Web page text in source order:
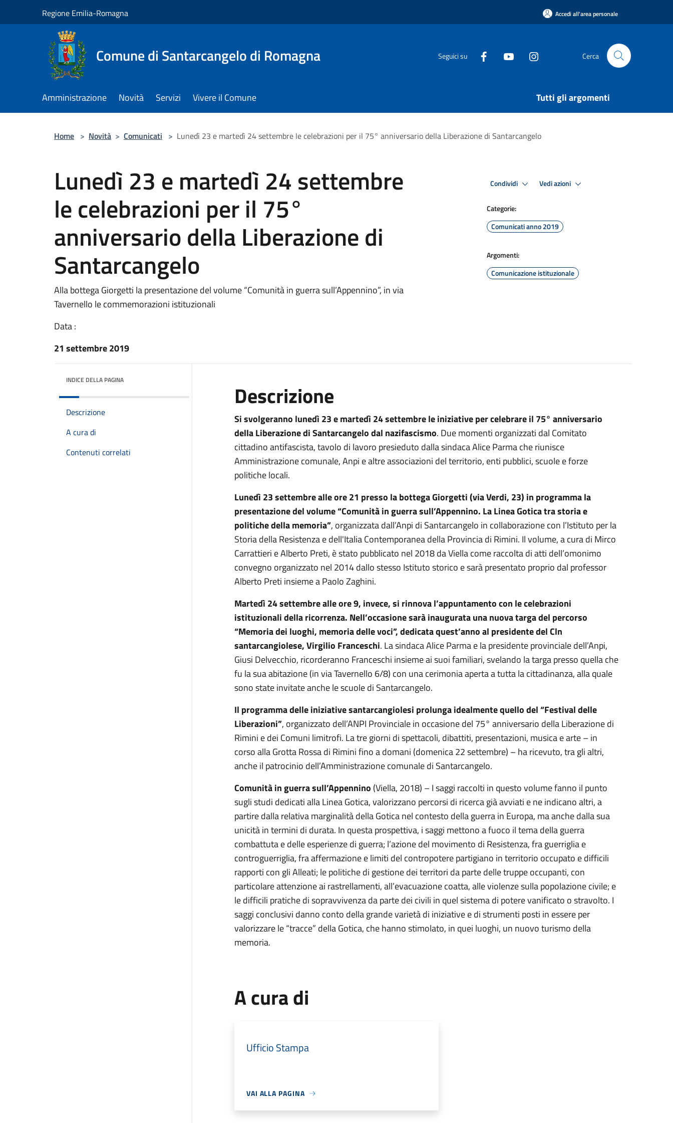
Regione Emilia-Romagna Accedi all'area personale
Comune di Santarcangelo di Romagna Seguici su Cerca
Amministrazione Novità Servizi Vivere il Comune Tutti gli argomenti
Home > Novità > Comunicati > Lunedì 23 e martedì 24 settembre le celebrazioni per il 75° anniversario della Liberazione di Santarcangelo
Lunedì 23 e martedì 24 settembre
le celebrazioni per il 75°
anniversario della Liberazione di
Santarcangelo
Alla bottega Giorgetti la presentazione del volume “Comunità in guerra sull’Appennino”, in via
Tavernello le commemorazioni istituzionali
Data :
21 settembre 2019
Condividi Vedi azioni
Categorie:
Comunicati anno 2019
Argomenti:
Comunicazione istituzionale
INDICE DELLA PAGINA
Descrizione
A cura di
Contenuti correlati
Descrizione
Si svolgeranno lunedì 23 e martedì 24 settembre le iniziative per celebrare il 75° anniversario
della Liberazione di Santarcangelo dal nazifascismo. Due momenti organizzati dal Comitato
cittadino antifascista, tavolo di lavoro presieduto dalla sindaca Alice Parma che riunisce
Amministrazione comunale, Anpi e altre associazioni del territorio, enti pubblici, scuole e forze
politiche locali.
Lunedì 23 settembre alle ore 21 presso la bottega Giorgetti (via Verdi, 23) in programma la
presentazione del volume “Comunità in guerra sull’Appennino. La Linea Gotica tra storia e
politiche della memoria”, organizzata dall’Anpi di Santarcangelo in collaborazione con l’Istituto per la
Storia della Resistenza e dell'Italia Contemporanea della Provincia di Rimini. Il volume, a cura di Mirco
Carrattieri e Alberto Preti, è stato pubblicato nel 2018 da Viella come raccolta di atti dell’omonimo
convegno organizzato nel 2014 dallo stesso Istituto storico e sarà presentato proprio dal professor
Alberto Preti insieme a Paolo Zaghini.
Martedì 24 settembre alle ore 9, invece, si rinnova l’appuntamento con le celebrazioni
istituzionali della ricorrenza. Nell’occasione sarà inaugurata una nuova targa del percorso
“Memoria dei luoghi, memoria delle voci”, dedicata quest’anno al presidente del Cln
santarcangiolese, Virgilio Franceschi. La sindaca Alice Parma e la presidente provinciale dell’Anpi,
Giusi Delvecchio, ricorderanno Franceschi insieme ai suoi familiari, svelando la targa presso quella che
fu la sua abitazione (in via Tavernello 6/8) con una cerimonia aperta a tutta la cittadinanza, alla quale
sono state invitate anche le scuole di Santarcangelo.
Il programma delle iniziative santarcangiolesi prolunga idealmente quello del “Festival delle
Liberazioni”, organizzato dell’ANPI Provinciale in occasione del 75° anniversario della Liberazione di
Rimini e dei Comuni limitrofi. La tre giorni di spettacoli, dibattiti, presentazioni, musica e arte – in
corso alla Grotta Rossa di Rimini fino a domani (domenica 22 settembre) – ha ricevuto, tra gli altri,
anche il patrocinio dell’Amministrazione comunale di Santarcangelo.
Comunità in guerra sull’Appennino (Viella, 2018) – I saggi raccolti in questo volume fanno il punto
sugli studi dedicati alla Linea Gotica, valorizzano percorsi di ricerca già avviati e ne indicano altri, a
partire dalla relativa marginalità della Gotica nel contesto della guerra in Europa, ma anche dalla sua
unicità in termini di durata. In questa prospettiva, i saggi mettono a fuoco il tema della guerra
combattuta e delle esperienze di guerra; l’azione del movimento di Resistenza, fra guerriglia e
controguerriglia, fra affermazione e limiti del contropotere partigiano in territorio occupato e difficili
rapporti con gli Alleati; le politiche di gestione dei territori da parte delle truppe occupanti, con
particolare attenzione ai rastrellamenti, all’evacuazione coatta, alle violenze sulla popolazione civile; e
le difficili pratiche di sopravvivenza da parte dei civili in quel sistema di potere vanificato o stravolto. I
saggi conclusivi danno conto della grande varietà di iniziative e di strumenti posti in essere per
valorizzare le “tracce” della Gotica, che hanno stimolato, in quei luoghi, un nuovo turismo della
memoria.
A cura di
Ufficio Stampa
VAI ALLA PAGINA